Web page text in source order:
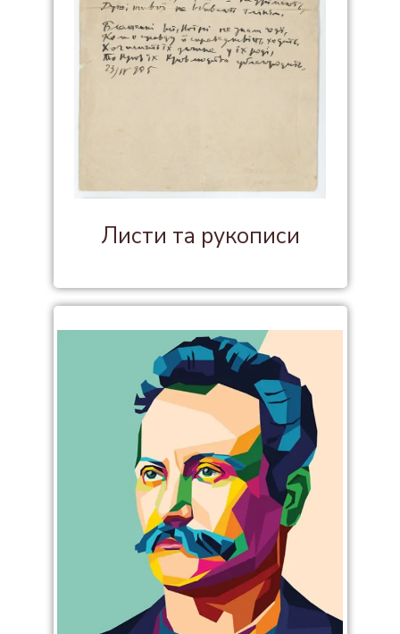
Листи та рукописи